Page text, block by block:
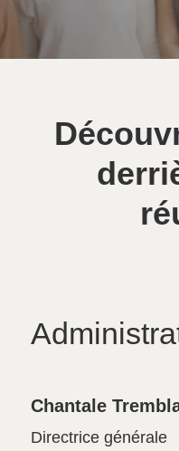
Chantale
Directrice générale